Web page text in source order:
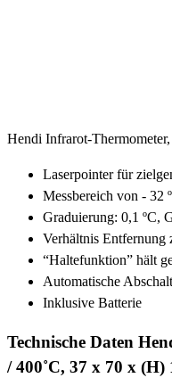
Hendi Infrarot-
Laserpointer für
Messbereich von - 32
Graduierung: 0,1 ºC,
Verhältnis Entfernung
“Haltefunktion” hält
Automatische
Inklusive Batterie
Technische Daten
/ 400˚C, 37 x 70 x (H)